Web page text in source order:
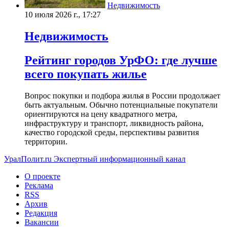
Недвижимость
10 июля 2026 г., 17:27
Недвижимость
Рейтинг городов УрФО: где лучше
всего покупать жилье
Вопрос покупки и подбора жилья в России продолжает
быть актуальным. Обычно потенциальные покупатели
ориентируются на цену квадратного метра,
инфраструктуру и транспорт, ликвидность района,
качество городской среды, перспективы развития
территории.
УралПолит.ru Экспертный информационный канал
О проекте
Реклама
RSS
Архив
Редакция
Вакансии